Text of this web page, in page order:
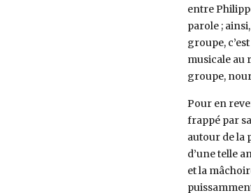
entre
parole ;
groupe,
musicale au
groupe,
Pour en
frappé par
autour de la
d’une telle
et la